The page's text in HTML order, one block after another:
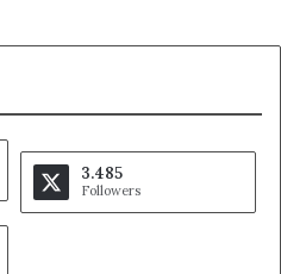
3.485
Followers